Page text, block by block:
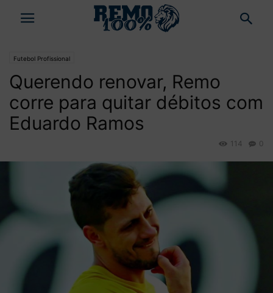
Futebol Profissional
Querendo renovar, Remo
corre para quitar débitos com
Eduardo Ramos
0
114